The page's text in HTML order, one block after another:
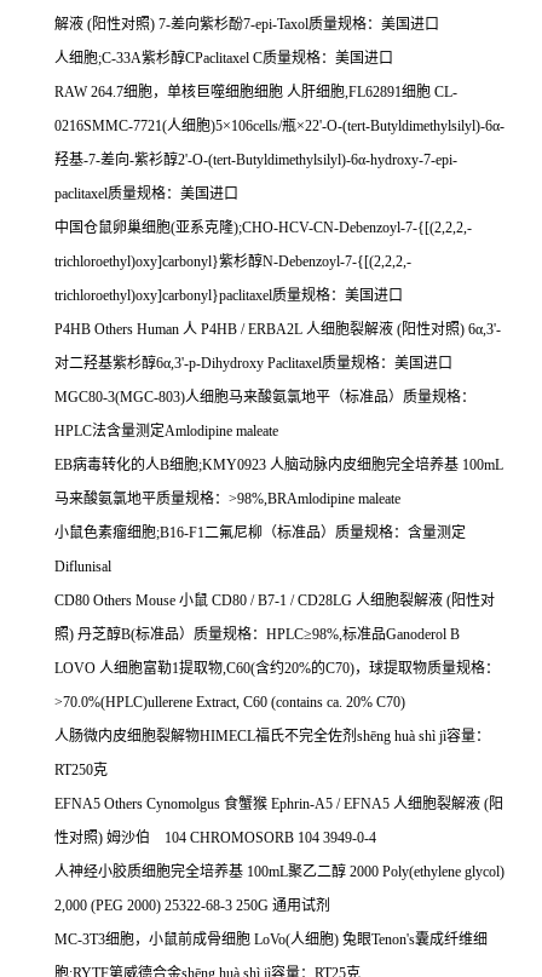
解液 (阳性对照) 7-差向紫杉酚7-epi-Taxol质量规格：美国进口
人细胞;C-33A紫杉醇CPaclitaxel C质量规格：美国进口
RAW 264.7细胞，单核巨噬细胞细胞 人肝细胞,FL62891细胞 CL-
0216SMMC-7721(人细胞)5×106cells/瓶×22'-O-(tert-Butyldimethylsilyl)-6α-
羟基-7-差向-紫衫醇2'-O-(tert-Butyldimethylsilyl)-6α-hydroxy-7-epi-
paclitaxel质量规格：美国进口
中国仓鼠卵巢细胞(亚系克隆);CHO-HCV-CN-Debenzoyl-7-{[(2,2,2,-
trichloroethyl)oxy]carbonyl}紫杉醇N-Debenzoyl-7-{[(2,2,2,-
trichloroethyl)oxy]carbonyl}paclitaxel质量规格：美国进口
P4HB Others Human 人 P4HB / ERBA2L 人细胞裂解液 (阳性对照) 6α,3'-
对二羟基紫杉醇6α,3'-p-Dihydroxy Paclitaxel质量规格：美国进口
MGC80-3(MGC-803)人细胞马来酸氨氯地平（标准品）质量规格：
HPLC法含量测定Amlodipine maleate
EB病毒转化的人B细胞;KMY0923 人脑动脉内皮细胞完全培养基 100mL
马来酸氨氯地平质量规格： >98%,BRAmlodipine maleate
小鼠色素瘤细胞;B16-F1二氟尼柳（标准品）质量规格：含量测定
Diflunisal
CD80 Others Mouse 小鼠 CD80 / B7-1 / CD28LG 人细胞裂解液 (阳性对
照) 丹芝醇B(标准品）质量规格： HPLC≥98%,标准品Ganoderol B
LOVO 人细胞富勒1提取物,C60(含约20%的C70)，球提取物质量规格：
>70.0%(HPLC)ullerene Extract, C60 (contains ca. 20% C70)
人肠微内皮细胞裂解物HIMECL福氏不完全佐剂 shēng huà shì jì容量：
RT250克
EFNA5 Others Cynomolgus 食蟹猴 Ephrin-A5 / EFNA5 人细胞裂解液 (阳
性对照) 姆沙伯 104 CHROMOSORB 104 3949-0-4
人神经小胶质细胞完全培养基 100mL聚乙二醇 2000 Poly(ethylene glycol)
2,000 (PEG 2000) 25322-68-3 250G 通用试剂
MC-3T3细胞，小鼠前成骨细胞 LoVo(人细胞) 兔眼Tenon's囊成纤维细
胞;RYTF第威德合金shēng huà shì jì容量： RT25克